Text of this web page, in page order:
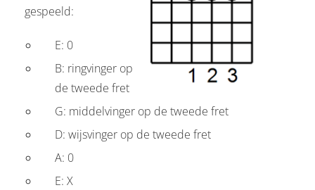
gespeeld:
E: 0
B: ringvinger op
de tweede fret
G: middelvinger op de tweede fret
D: wijsvinger op de tweede fret
A: 0
E: X